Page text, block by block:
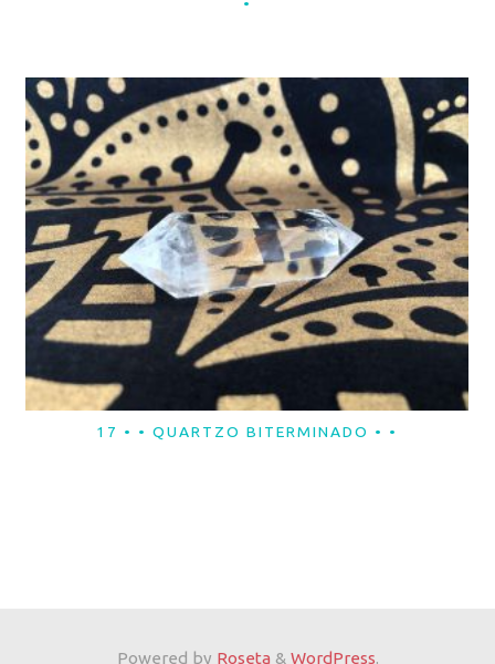
•
LER MAIS
17 • • QUARTZO BITERMINADO • •
Powered by Roseta & WordPress.